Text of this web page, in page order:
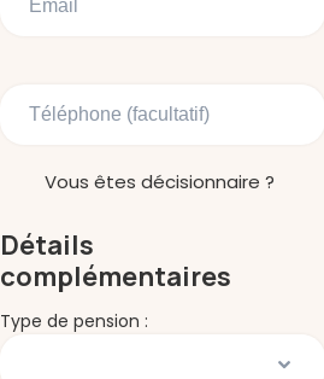
Vous êtes décisionnaire ?
Détails
complémentaires
Type de pension :